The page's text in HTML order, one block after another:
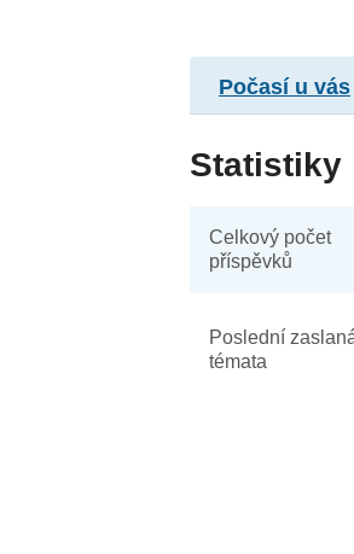
Počasí u vás
Statistiky
Celkový počet
příspěvků
Poslední
témata